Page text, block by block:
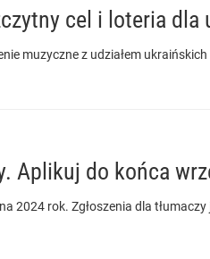
cel i loteria dla
muzyczne z udziałem
Aplikuj do końca
2024 rok. Zgłoszenia dla